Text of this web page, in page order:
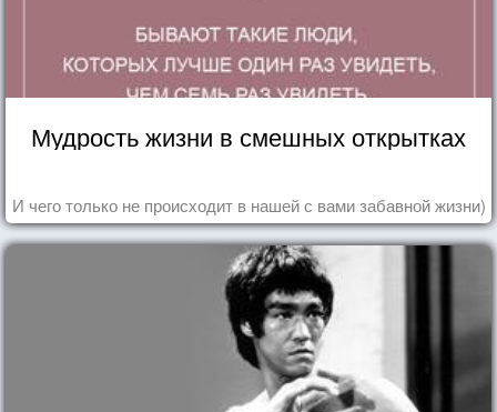
Мудрость жизни в смешных открытках
И чего только не происходит в нашей с вами забавной жизни)